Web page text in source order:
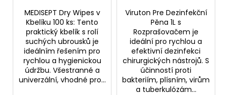
MEDISEPT Dry Wipes v
Kbelíku 100 ks: Tento
praktický kbelík s rolí
suchých ubrousků je
ideálním řešením pro
rychlou a hygienickou
údržbu. Všestranné a
univerzální, vhodné pro...
Viruton Pre Dezinfekční
Pěna 1L s
Rozprašovačem je
ideální pro rychlou a
efektivní dezinfekci
chirurgických nástrojů. S
účinností proti
bakteriím, plísním, virům
a tuberkulózám...